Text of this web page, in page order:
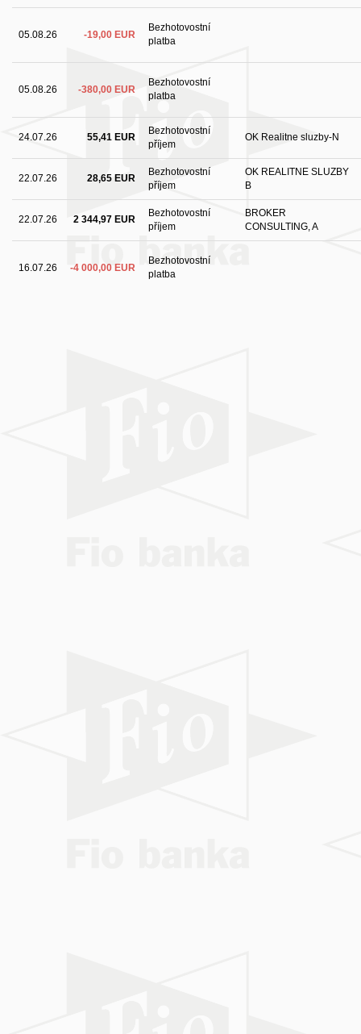
05.08.26 -19,00 EUR
Bezhotovostní
platba
05.08.26 -380,00 EUR
Bezhotovostní
platba
24.07.26 55,41 EUR
Bezhotovostní
příjem
OK Realitne sluzby-N
22.07.26 28,65 EUR
Bezhotovostní
příjem
OK REALITNE SLUZBY
B
22.07.26 2 344,97 EUR
Bezhotovostní
příjem
BROKER
CONSULTING, A
16.07.26 -4 000,00 EUR
Bezhotovostní
platba